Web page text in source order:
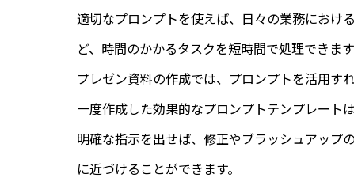
適切なプロンプトを使えば、日々の業務におけ
ど、時間のかかるタスクを短時間で処理できます
プレゼン資料の作成では、プロンプトを活用す
一度作成した効果的なプロンプトテンプレート
明確な指示を出せば、修正やブラッシュアップ
に近づけることができます。